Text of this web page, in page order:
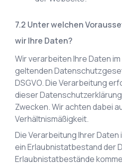
Unter welchen
wir Ihre Daten?
Wir verarbeiten Ihre Daten im
geltenden
DSGVO. Die Verarbeitung
dieser
Zwecken. Wir achten dabei
Verhältnismäßigkeit.
Die Verarbeitung Ihrer
ein Erlaubnistatbestand der
Erlaubnistatbestände